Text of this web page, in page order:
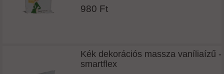
980 Ft
Kék dekorációs massza vaníliaízű -
smartflex